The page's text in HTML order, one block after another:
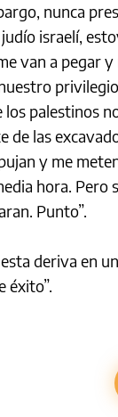
nunca
israelí,
van a pegar
los palestinos
de las
y me
hora. Pero
Punto”.
deriva en
éxito”.